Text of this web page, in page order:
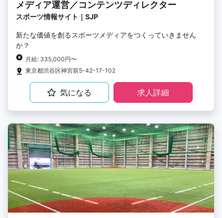
メディア運営／コンテンツディレクター
スポーツ情報サイト｜SJP
新たな価値を創るスポーツメディアをつくっていきません
か？
月給: 335,000円〜
東京都渋谷区神宮前5-42-17-102
気になる 求人詳細